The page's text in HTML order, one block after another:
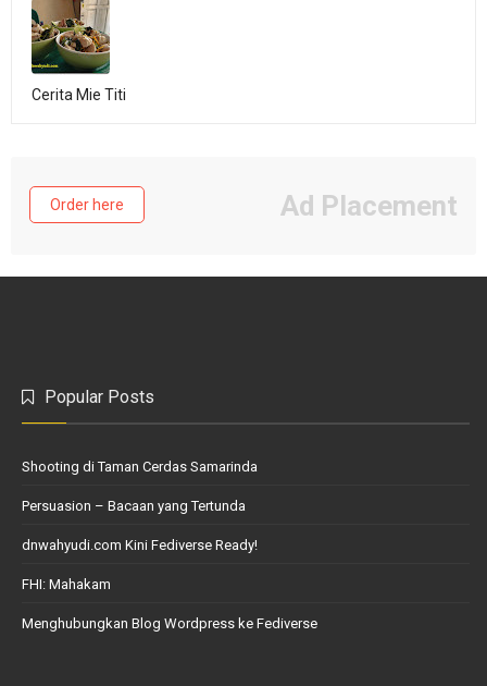
Cerita Mie Titi
Order here Ad Placement
Popular Posts
Shooting di Taman Cerdas Samarinda
Persuasion – Bacaan yang Tertunda
dnwahyudi.com Kini Fediverse Ready!
FHI: Mahakam
Menghubungkan Blog Wordpress ke Fediverse